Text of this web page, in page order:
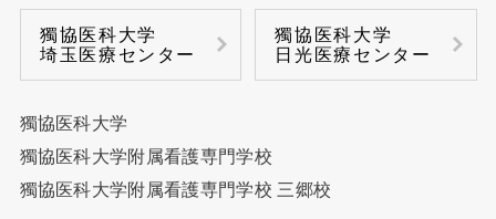
獨協医科大学
埼玉医療センター
獨協医科大学
日光医療センター
獨協医科大学
獨協医科大学附属看護専門学校
獨協医科大学附属看護専門学校 三郷校